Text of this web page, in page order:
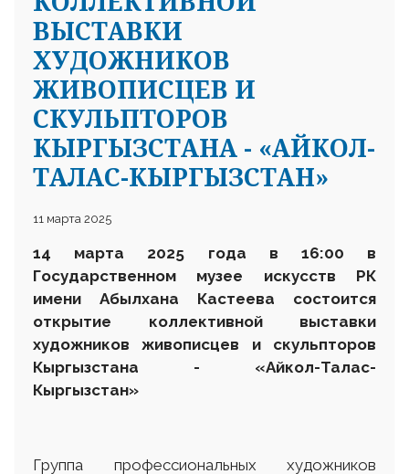
ВЫСТАВКИ
ХУДОЖНИКОВ
ЖИВОПИСЦЕВ И
СКУЛЬПТОРОВ
КЫРГЫЗСТАНА - «АЙКОЛ-
ТАЛАС-КЫРГЫЗСТАН»
11 марта 2025
14 марта 2025 года в 16:00 в
Государственном музее искусств РК
имени Абылхана Кастеева состоится
открытие коллективной выставки
художников живописцев и скульпторов
Кыргызстана - «Айкол-Талас-
Кыргызстан»
Группа профессиональных художников